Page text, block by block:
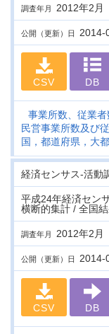
調査年月 2012年2月
公開（更新）日 2014-
CSV DB
事業所数、従業者
民営事業所数及び
国，都道府県，大
経済センサス‐活動
平成24年経済セン
横断的集計 / 全国
調査年月 2012年2月
公開（更新）日 2014-
CSV DB